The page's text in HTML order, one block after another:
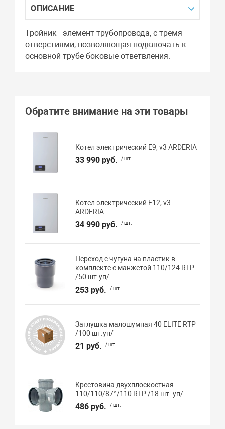
ОПИСАНИЕ
Тройник - элемент трубопровода, с тремя
отверстиями, позволяющая подключать к
основной трубе боковые ответвления.
Обратите внимание на эти товары
Котел электрический E9, v3 ARDERIA
33 990 руб. / шт.
Котел электрический E12, v3
ARDERIA
34 990 руб. / шт.
Переход с чугуна на пластик в
комплекте с манжетой 110/124 RTP
/50 шт.уп/
253 руб. / шт.
Заглушка малошумная 40 ELITE RTP
/100 шт.уп/
21 руб. / шт.
Крестовина двухплоскостная
110/110/87°/110 RTP /18 шт. уп/
486 руб. / шт.